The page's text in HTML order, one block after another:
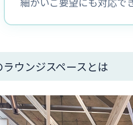
ウンジスペースとは